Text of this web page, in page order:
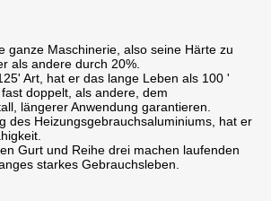
ganze Maschinerie, also seine Härte zu
als andere durch 20%.
Art, hat er das lange Leben als 100 '
doppelt, als andere, dem
längerer Anwendung garantieren.
des Heizungsgebrauchsaluminiums, hat er
Gurt und Reihe drei machen laufenden
starkes Gebrauchsleben.